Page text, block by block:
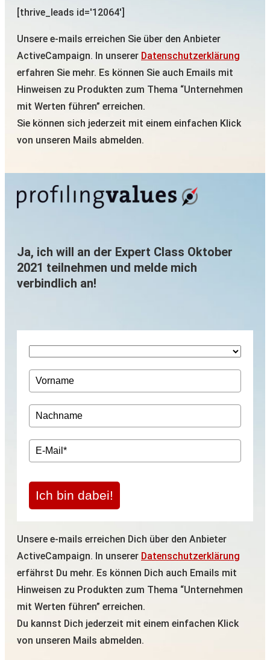
[thrive_leads id='12064']
Unsere e-mails erreichen Sie über den Anbieter
ActiveCampaign. In unserer Datenschutzerklärung
erfahren Sie mehr. Es können Sie auch Emails mit
Hinweisen zu Produkten zum Thema “Unternehmen
mit Werten führen” erreichen.
Sie können sich jederzeit mit einem einfachen Klick
von unseren Mails abmelden.
Ja, ich will an der Expert Class Oktober
2021 teilnehmen und melde mich
verbindlich an!
Ich bin dabei!
Unsere e-mails erreichen Dich über den Anbieter
ActiveCampaign. In unserer Datenschutzerklärung
erfährst Du mehr. Es können Dich auch Emails mit
Hinweisen zu Produkten zum Thema “Unternehmen
mit Werten führen” erreichen.
Du kannst Dich jederzeit mit einem einfachen Klick
von unseren Mails abmelden.